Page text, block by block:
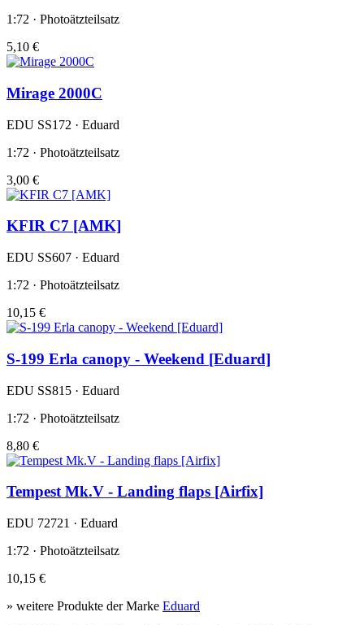
1:72 · Photoätzteilsatz
5,10 €
Mirage 2000C
EDU SS172 · Eduard
1:72 · Photoätzteilsatz
3,00 €
KFIR C7 [AMK]
EDU SS607 · Eduard
1:72 · Photoätzteilsatz
10,15 €
S-199 Erla canopy - Weekend [Eduard]
EDU SS815 · Eduard
1:72 · Photoätzteilsatz
8,80 €
Tempest Mk.V - Landing flaps [Airfix]
EDU 72721 · Eduard
1:72 · Photoätzteilsatz
10,15 €
» weitere Produkte der Marke Eduard